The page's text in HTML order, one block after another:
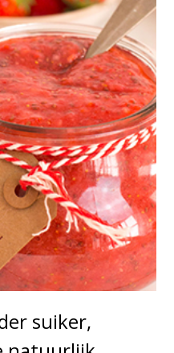
suiker,